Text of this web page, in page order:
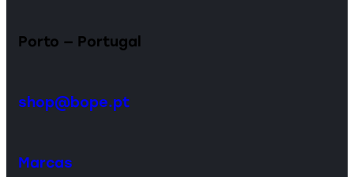
Porto — Portugal
shop@bope.pt
Marcas